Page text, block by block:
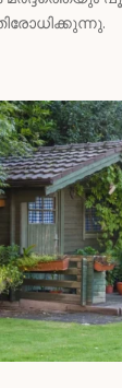
Spanish
Spanish
Spanish
Kyrgyz